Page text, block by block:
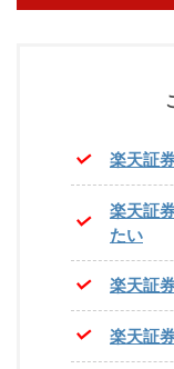
楽天証
楽天証
たい
楽天証
楽天証